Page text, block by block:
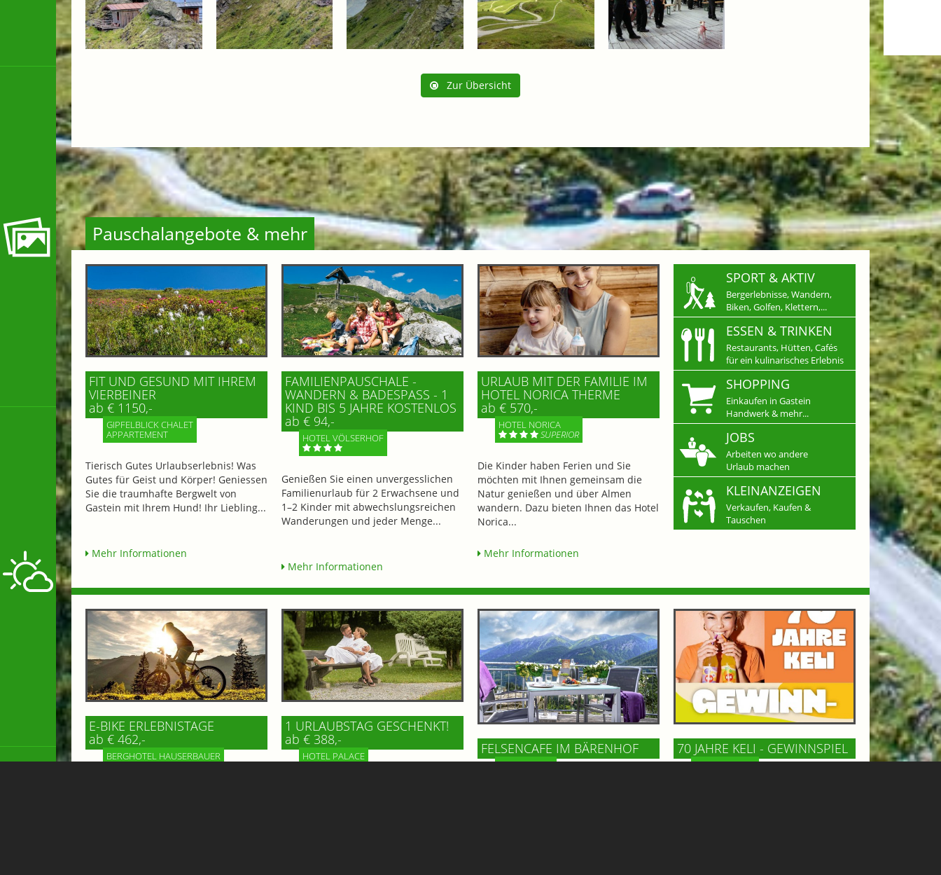
Zur Übersicht
Pauschalangebote & mehr
FIT UND GESUND MIT IHREM
VIERBEINER
ab € 1150,-
GIPFELBLICK CHALET
APPARTEMENT
Tierisch Gutes Urlaubserlebnis! Was
Gutes für Geist und Körper! Geniessen
Sie die traumhafte Bergwelt von
Gastein mit Ihrem Hund! Ihr Liebling...
Mehr Informationen
FAMILIENPAUSCHALE -
WANDERN & BADESPASS - 1 K
IND BIS 5 JAHRE KOSTENLOS
ab € 94,-
HOTEL VÖLSERHOF
Genießen Sie einen unvergesslichen
Familienurlaub für 2 Erwachsene und
1–2 Kinder mit abwechslungsreichen
Wanderungen und jeder Menge...
Mehr Informationen
URLAUB MIT DER FAMILIE IM
HOTEL NORICA THERME
ab € 570,-
HOTEL NORICA
SUPERIOR
Die Kinder haben Ferien und Sie
möchten mit Ihnen gemeinsam die
Natur genießen und über Almen
wandern. Dazu bieten Ihnen das Hotel
Norica...
Mehr Informationen
SPORT & AKTIV
Bergerlebnisse, Wandern,
Biken, Golfen, Klettern,...
ESSEN & TRINKEN
Restaurants, Hütten, Cafés
für ein kulinarisches Erlebnis
SHOPPING
Einkaufen in Gastein
Handwerk & mehr...
JOBS
Arbeiten wo andere
Urlaub machen
KLEINANZEIGEN
Verkaufen, Kaufen &
Tauschen
E-BIKE ERLEBNISTAGE
ab € 462,-
BERGHOTEL HAUSERBAUER
1 URLAUBSTAG GESCHENKT!
ab € 388,-
HOTEL PALACE FELSENCAFE IM BÄRENHOF
BAD GASTEIN
70 JAHRE KELI - GEWINNSPIEL
GASTEINERTAL